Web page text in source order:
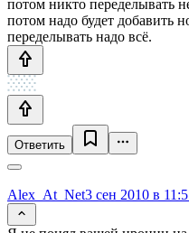
потом никто переделывать
потом надо будет добавить
переделывать надо всё.
Ответить
Alex_At_Net3 сен 2010 в